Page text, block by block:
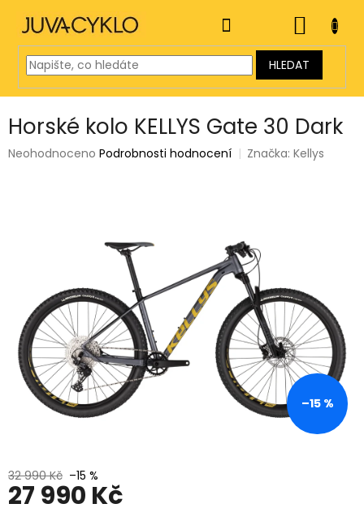
obsah
HLEDAT
KOŠÍK
Horské kolo KELLYS Gate 30 Dark
Průměrné
Neohodnoceno Podrobnosti hodnocení Značka:Kellys
–15 %
32 990 Kč –15 %
27 990 Kč